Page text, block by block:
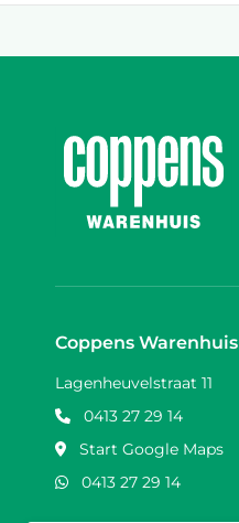
Coppens Warenhuis
Lagenheuvelstraat 11
0413 27 29 14
Start Google Maps
0413 27 29 14